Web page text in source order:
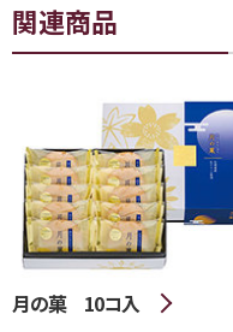
関連商品
月の菓 10コ入